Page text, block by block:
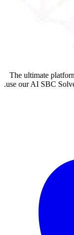
The ultimate
use our AI SBC